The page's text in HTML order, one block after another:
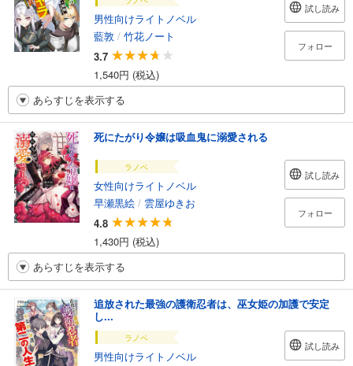
男性向けライトノベル
藍敦 / 竹花ノート
3.7
1,540円 (税込)
試し読み
フォロー
あらすじを表示する
死にたがり令嬢は吸血鬼に溺愛される
ラノベ
女性向けライトノベル
早瀬黒絵 / 雲屋ゆきお
4.8
1,430円 (税込)
試し読み
フォロー
あらすじを表示する
追放された最強の護衛忍者は、巫女姫の加護で安定
し...
ラノベ
男性向けライトノベル
試し読み